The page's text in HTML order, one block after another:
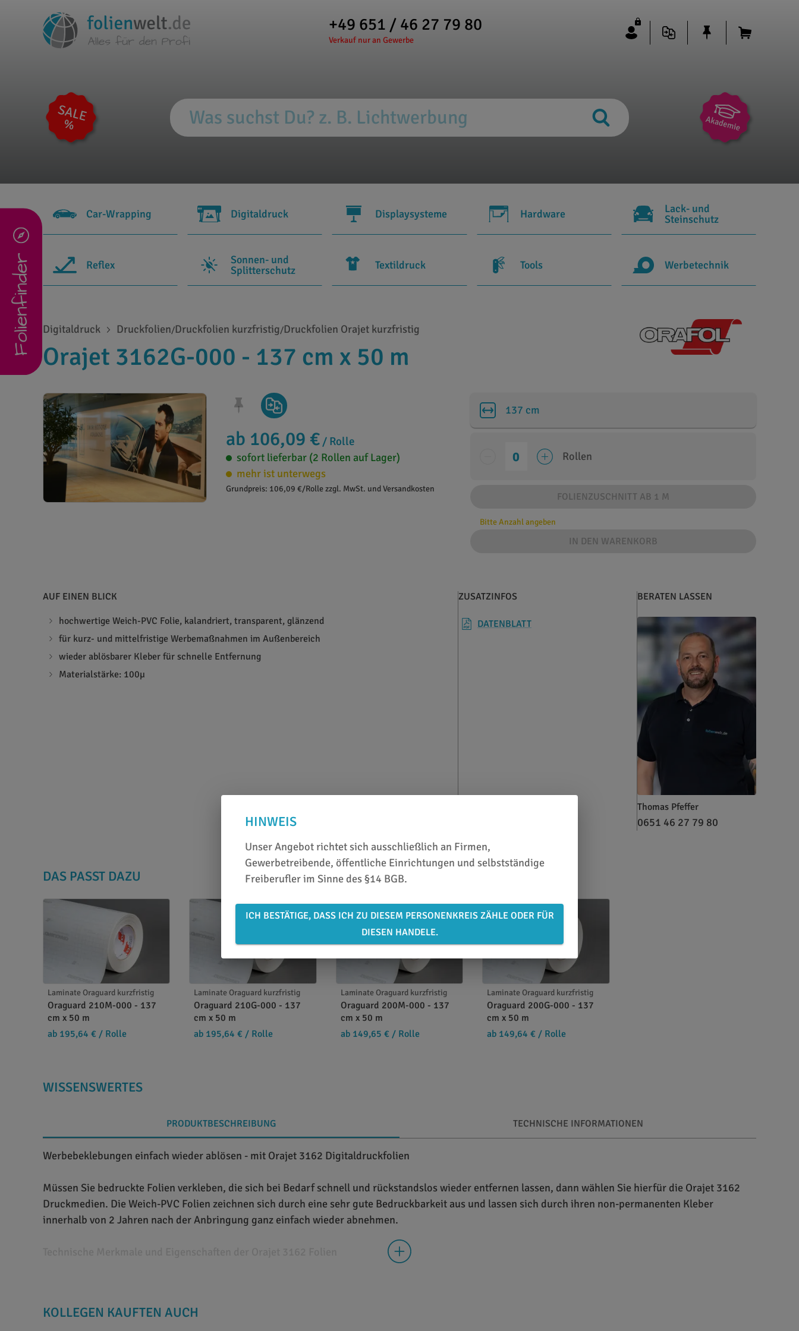
+49 651 / 46 27 79 80
Verkauf nur an Gewerbe
Car-Wrapping Digitaldruck Displaysysteme Hardware
Lack- und
Steinschutz
Reflex
Sonnen- und
Splitterschutz
Textildruck Tools Werbetechnik
Folienfinder Digitaldruck Druckfolien/Druckfolien kurzfristig/Druckfolien Orajet kurzfristig
Orajet 3162G-000 - 137 cm x 50 m
ab 106,09 € / Rolle
sofort lieferbar (2 Rollen auf Lager)
mehr ist unterwegs
Grundpreis: 106,09 €/Rolle zzgl. MwSt. und Versandkosten
137 cm
Rollen
FOLIENZUSCHNITT AB 1 M
Bitte Anzahl angeben
IN DEN WARENKORB
AUF EINEN BLICK
hochwertige Weich-PVC Folie, kalandriert, transparent, glänzend
für kurz- und mittelfristige Werbemaßnahmen im Außenbereich
wieder ablösbarer Kleber für schnelle Entfernung
Materialstärke: 100µ
ZUSATZINFOS
DATENBLATT
BERATEN LASSEN
Thomas Pfeffer
0651 46 27 79 80
DAS PASST DAZU
Laminate Oraguard kurzfristig
Oraguard 210M-000 - 137
cm x 50 m
ab 195,64 € / Rolle
Laminate Oraguard kurzfristig
Oraguard 210G-000 - 137
cm x 50 m
ab 195,64 € / Rolle
Laminate Oraguard kurzfristig
Oraguard 200M-000 - 137
cm x 50 m
ab 149,65 € / Rolle
Laminate Oraguard kurzfristig
Oraguard 200G-000 - 137
cm x 50 m
ab 149,64 € / Rolle
WISSENSWERTES
PRODUKTBESCHREIBUNG TECHNISCHE INFORMATIONEN
Werbebeklebungen einfach wieder ablösen - mit Orajet 3162 Digitaldruckfolien
Müssen Sie bedruckte Folien verkleben, die sich bei Bedarf schnell und rückstandslos wieder entfernen lassen, dann wählen Sie hierfür die Orajet 3162
Druckmedien. Die Weich-PVC Folien zeichnen sich durch eine sehr gute Bedruckbarkeit aus und lassen sich durch ihren non-permanenten Kleber
innerhalb von 2 Jahren nach der Anbringung ganz einfach wieder abnehmen.
Haltbarkeit der Folie beträgt im Außenbereich bis zu 4 Jahre, während sie im Innenbereich kaum Einschränkungen unterliegt. Durch Laminieren mit
KOLLEGEN KAUFTEN AUCH
HINWEIS
Unser Angebot richtet sich ausschließlich an Firmen,
Gewerbetreibende, öffentliche Einrichtungen und selbstständige
Freiberufler im Sinne des §14 BGB.
ICH BESTÄTIGE, DASS ICH ZU DIESEM PERSONENKREIS ZÄHLE ODER FÜR
DIESEN HANDELE.